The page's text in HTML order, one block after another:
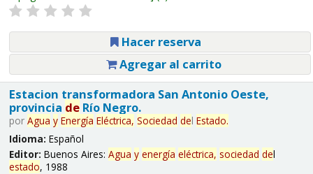
Hacer reserva
Agregar al carrito
Estacion transformadora San Antonio Oeste,
provincia deRío Negro.
por Agua y Energía Eléctrica, Sociedad del Estado.
Idioma: Español
Editor: Buenos Aires: Agua y energía eléctrica, sociedad del
estado, 1988